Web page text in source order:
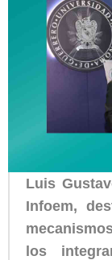
Luis
Infoem,
los